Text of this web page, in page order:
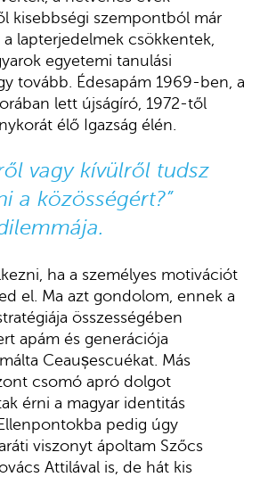
kisebbségi szempontból már
lapterjedelmek csökkentek,
egyetemi tanulási
tovább. Édesapám 1969-ben, a
lett újságíró, 1972-től
élő Igazság élén.
vagy kívülről tudsz
a közösségért?”
ha a személyes motivációt
el. Ma azt gondolom, ennek a
összességében
apám és generációja
Ceaușescuékat. Más
csomó apró dolgot
érni a magyar identitás
pedig úgy
viszonyt ápoltam Szőcs
Attilával is, de hát kis